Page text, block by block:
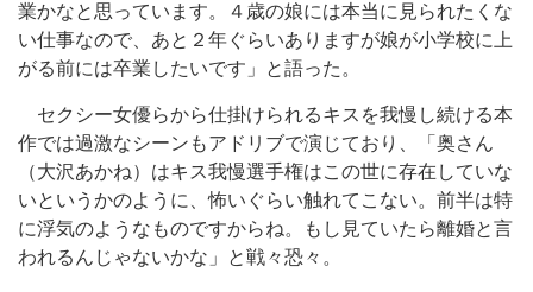
業かなと思っています。４歳の娘には本当に見られたくな
い仕事なので、あと２年ぐらいありますが娘が小学校に上
がる前には卒業したいです」と語った。
セクシー女優らから仕掛けられるキスを我慢し続ける本
作では過激なシーンもアドリブで演じており、「奥さん
（大沢あかね）はキス我慢選手権はこの世に存在していな
いというかのように、怖いぐらい触れてこない。前半は特
に浮気のようなものですからね。もし見ていたら離婚と言
われるんじゃないかな」と戦々恐々。